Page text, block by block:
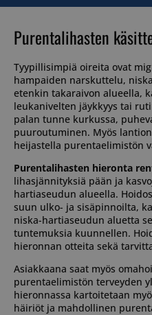
Purentalihasten
Tyypillisimpiä oireita ovat
hampaiden narskuttelu,
etenkin takaraivon alueella,
leukanivelten jäykkyys tai
palan tunne kurkussa,
puuroutuminen. Myös
heijastella purentaelimistön
Purentalihasten hieronta
lihasjännityksiä pään ja
hartiaseudun alueella.
suun ulko- ja sisäpinnoilta,
niska-hartiaseudun aluetta
tuntemuksia kuunnellen.
hieronnan otteita sekä
Asiakkaana saat myös
purentaelimistön terveyden
hieronnassa kartoitetaan
häiriöt ja mahdollinen